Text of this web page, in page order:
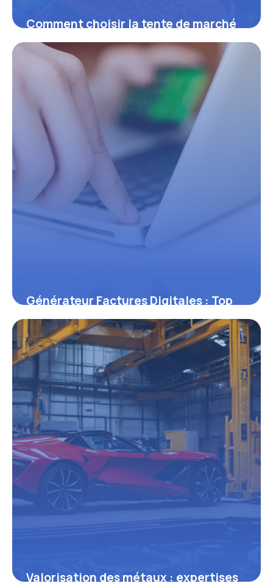
Comment choisir la tente de marché
idéale pour développer son activité
sur les foires et marchés
Générateur Factures Digitales : Top
2026
6 juin 2026
Valorisation des métaux : expertises